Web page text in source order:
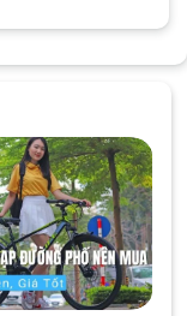
xác khi thao tác